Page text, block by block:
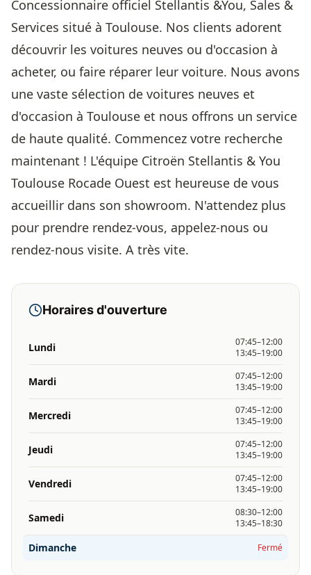
Concessionnaire officiel Stellantis &You, Sales &
Services situé à Toulouse. Nos clients adorent
découvrir les voitures neuves ou d'occasion à
acheter, ou faire réparer leur voiture. Nous avons
une vaste sélection de voitures neuves et
d'occasion à Toulouse et nous offrons un service
de haute qualité. Commencez votre recherche
maintenant ! L'équipe Citroën Stellantis & You
Toulouse Rocade Ouest est heureuse de vous
accueillir dans son showroom. N'attendez plus
pour prendre rendez-vous, appelez-nous ou
rendez-nous visite. A très vite.
Horaires d'ouverture
Lundi
07:45–12:00
13:45–19:00
Mardi
07:45–12:00
13:45–19:00
Mercredi
07:45–12:00
13:45–19:00
Jeudi
07:45–12:00
13:45–19:00
Vendredi
07:45–12:00
13:45–19:00
Samedi
08:30–12:00
13:45–18:30
Dimanche Fermé